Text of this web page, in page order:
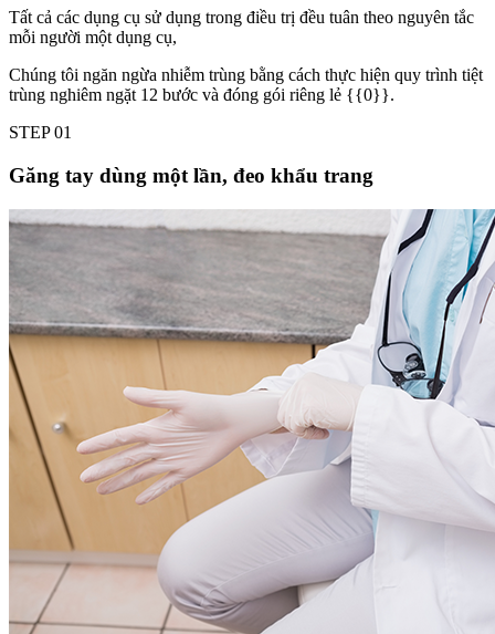
Tất cả các dụng cụ sử dụng trong điều trị đều tuân theo nguyên tắc
mỗi người một dụng cụ,
Chúng tôi ngăn ngừa nhiễm trùng bằng cách thực hiện quy trình tiệt
trùng nghiêm ngặt 12 bước và đóng gói riêng lẻ {{0}}.
STEP01
Găng tay dùng một lần, đeo khẩu trang